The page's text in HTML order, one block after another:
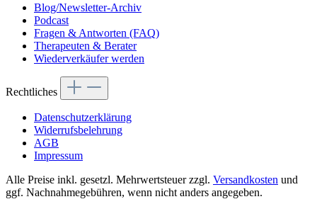
Blog/Newsletter-Archiv
Podcast
Fragen & Antworten (FAQ)
Therapeuten & Berater
Wiederverkäufer werden
Rechtliches
Datenschutzerklärung
Widerrufsbelehrung
AGB
Impressum
Alle Preise inkl. gesetzl. Mehrwertsteuer zzgl. Versandkosten und
ggf. Nachnahmegebühren, wenn nicht anders angegeben.